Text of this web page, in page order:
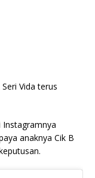
Vida terus
Instagramnya
anaknya Cik B